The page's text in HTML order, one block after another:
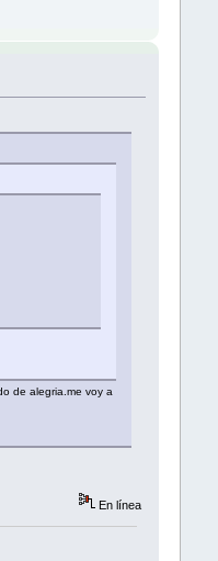
de alegria.me voy a
En línea